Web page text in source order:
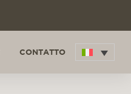
CONTATTO